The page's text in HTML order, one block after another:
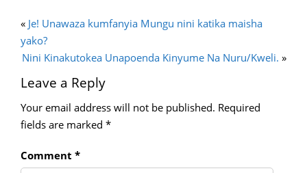
« Je! Unawaza kumfanyia Mungu nini katika maisha
yako?
Nini Kinakutokea Unapoenda Kinyume Na Nuru/Kweli. »
Leave a Reply
Your email address will not be published. Required
fields are marked *
Comment *